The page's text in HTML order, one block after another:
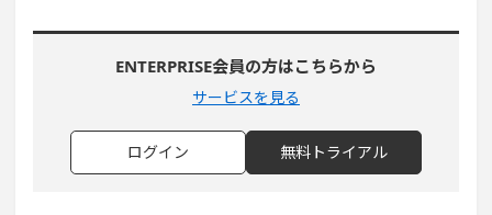
ENTERPRISE会員の方はこちらから
サービスを見る
ログイン 無料トライアル